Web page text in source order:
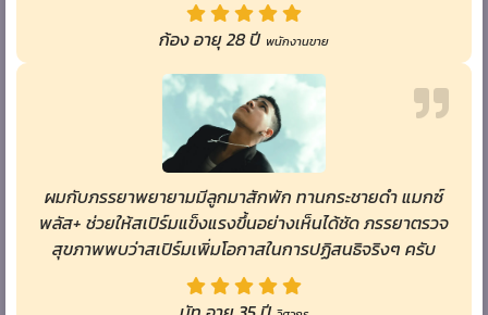
ก้อง อายุ 28 ปี พนักงานขาย
ผมกับภรรยาพยายามมีลูกมาสักพัก ทานกระชายดำ แมกซ์
พลัส+ ช่วยให้สเปิร์มแข็งแรงขึ้นอย่างเห็นได้ชัด ภรรยาตรวจ
สุขภาพพบว่าสเปิร์มเพิ่มโอกาสในการปฏิสนธิจริงๆ ครับ